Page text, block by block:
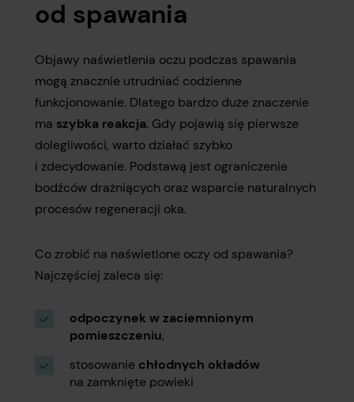
od spawania
Objawy naświetlenia oczu podczas spawania
mogą znacznie utrudniać codzienne
funkcjonowanie. Dlatego bardzo duże znaczenie
ma szybka reakcja. Gdy pojawią się pierwsze
dolegliwości, warto działać szybko
i zdecydowanie. Podstawą jest ograniczenie
bodźców drażniących oraz wsparcie naturalnych
procesów regeneracji oka.
Co zrobić na naświetlone oczy od spawania?
Najczęściej zaleca się:
odpoczynek w zaciemnionym
pomieszczeniu,
stosowanie chłodnych okładów
na zamknięte powieki